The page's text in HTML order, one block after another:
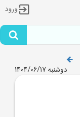
ورود
دوشنبه 1404/06/17